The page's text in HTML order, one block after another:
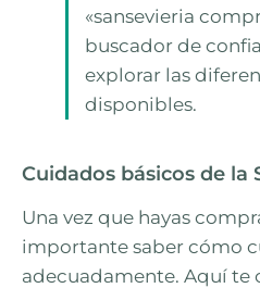
«sansevieria
buscador de
explorar las
disponibles.
Cuidados básicos de la
Una vez que hayas
importante saber cómo
adecuadamente. Aquí te